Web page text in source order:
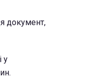
документ,
у